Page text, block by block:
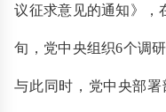
议征求意见的通知》，
旬，党中央组织6个调
与此同时，党中央部